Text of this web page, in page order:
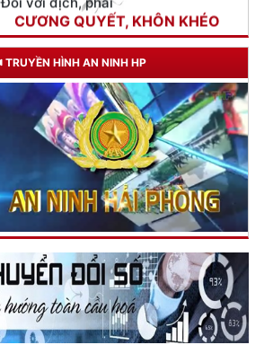
Trích thư Chủ tịch Hồ Chí Minh
gửi Công an Khu XII,
ngày 11 tháng 3 năm 1948.
TRUYỀN HÌNH AN NINH HP